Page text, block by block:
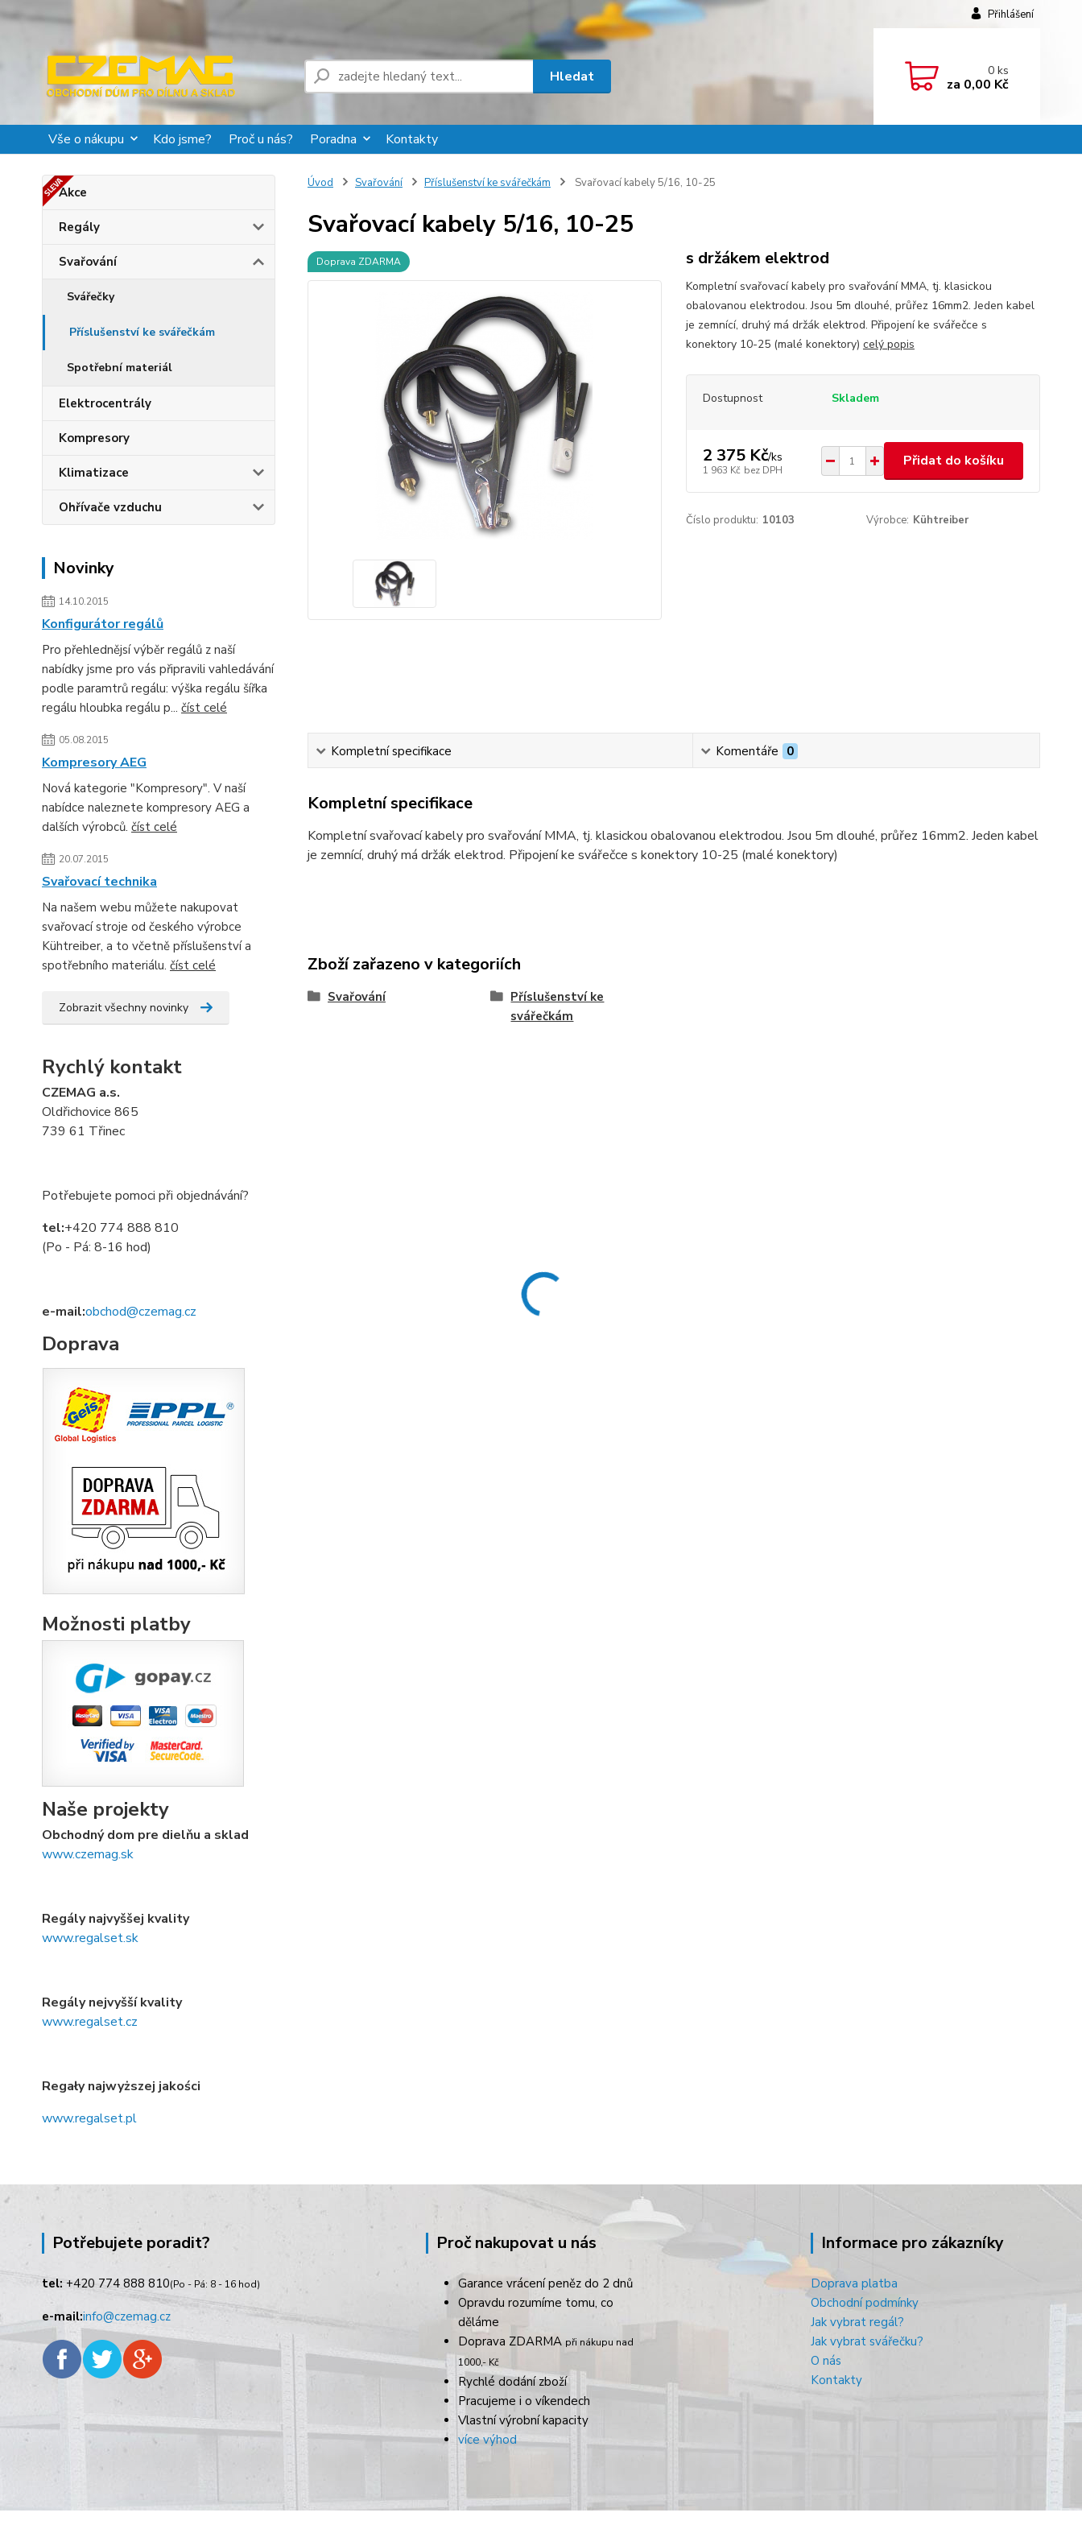
Vše o nákupu Kdo jsme? Proč u nás? Poradna Kontakty
Přihlášení
Hledat 0ks
za 0,00 Kč
Akce
Regály
Svařování
Svářečky
Příslušenství ke svářečkám
Spotřební materiál
Elektrocentrály
Kompresory
Klimatizace
Ohřívače vzduchu
Novinky
14.10.2015
Konfigurátor regálů
Pro přehlednějsí výběr regálů z naší
nabídky jsme pro vás připravili vahledávání
podle paramtrů regálu: výška regálu šířka
regálu hloubka regálu p... číst celé
05.08.2015
Kompresory AEG
Nová kategorie "Kompresory". V naší
nabídce naleznete kompresory AEG a
dalších výrobců. číst celé
20.07.2015
Svařovací technika
Na našem webu můžete nakupovat
svařovací stroje od českého výrobce
Kühtreiber, a to včetně příslušenství a
spotřebního materiálu. číst celé
Zobrazit všechny novinky
Rychlý kontakt
CZEMAG a.s.
Oldřichovice 865
739 61 Třinec
Potřebujete pomoci při objednávání?
tel:+420 774 888 810
(Po - Pá: 8-16 hod)
e-mail:obchod@czemag.cz
Doprava
Možnosti platby
Naše projekty
Obchodný dom pre dielňu a sklad
www.czemag.sk
Regály najvyššej kvality
www.regalset.sk
Regály nejvyšší kvality
www.regalset.cz
Regały najwyższej jakości
www.regalset.pl
Úvod Svařování Příslušenství ke svářečkám Svařovací kabely 5/16, 10-25
Svařovací kabely 5/16, 10-25
Doprava ZDARMA s držákem elektrod
Kompletní svařovací kabely pro svařování MMA, tj. klasickou
obalovanou elektrodou. Jsou 5m dlouhé, průřez 16mm2. Jeden kabel
je zemnící, druhý má držák elektrod. Připojení ke svářečce s
konektory 10-25 (malé konektory) celý popis
Dostupnost Skladem
2 375 Kč/ks
1 963 Kč bez DPH
Přidat do košíku
Číslo produktu: 10103 Výrobce: Kühtreiber
Kompletní specifikace Komentáře 0
Kompletní specifikace
Kompletní svařovací kabely pro svařování MMA, tj. klasickou obalovanou elektrodou. Jsou 5m dlouhé, průřez 16mm2. Jeden kabel
je zemnící, druhý má držák elektrod. Připojení ke svářečce s konektory 10-25 (malé konektory)
Zboží zařazeno v kategoriích
Svařování
Příslušenství ke
svářečkám
Potřebujete poradit?
tel:+420 774 888 810(Po - Pá: 8 - 16 hod)
e-mail:info@czemag.cz
Proč nakupovat u nás
Garance vrácení peněz do 2 dnů
Opravdu rozumíme tomu, co
děláme
Doprava ZDARMA při nákupu nad
1000,- Kč
Rychlé dodání zboží
Pracujeme i o víkendech
Vlastní výrobní kapacity
více výhod
Informace pro zákazníky
Doprava platba
Obchodní podmínky
Jak vybrat regál?
Jak vybrat svářečku?
O nás
Kontakty